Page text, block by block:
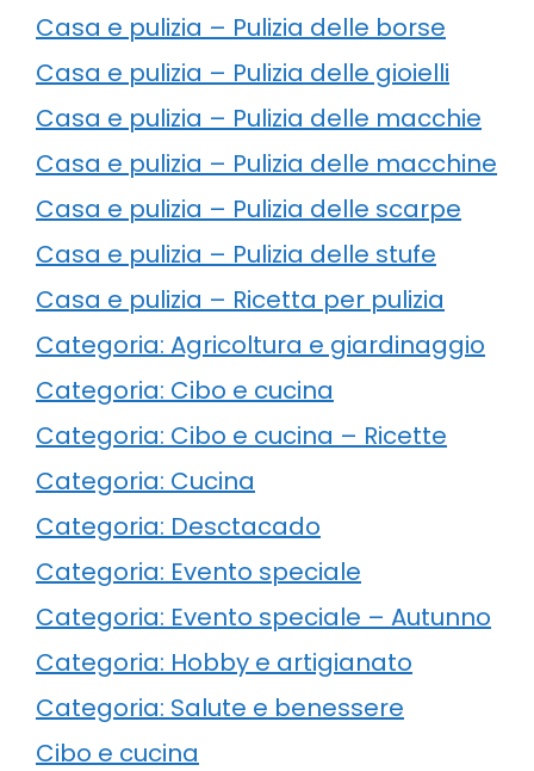
Casa e pulizia – Pulizia delle borse
Casa e pulizia – Pulizia delle gioielli
Casa e pulizia – Pulizia delle macchie
Casa e pulizia – Pulizia delle macchine
Casa e pulizia – Pulizia delle scarpe
Casa e pulizia – Pulizia delle stufe
Casa e pulizia – Ricetta per pulizia
Categoria: Agricoltura e giardinaggio
Categoria: Cibo e cucina
Categoria: Cibo e cucina – Ricette
Categoria: Cucina
Categoria: Desctacado
Categoria: Evento speciale
Categoria: Evento speciale – Autunno
Categoria: Hobby e artigianato
Categoria: Salute e benessere
Cibo e cucina